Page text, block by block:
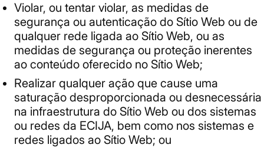
Violar, ou tentar violar, as medidas de
segurança ou autenticação do Sítio Web ou de
qualquer rede ligada ao Sítio Web, ou as
medidas de segurança ou proteção inerentes
ao conteúdo oferecido no Sítio Web;
Realizar qualquer ação que cause uma
saturação desproporcionada ou desnecessária
na infraestrutura do Sítio Web ou dos sistemas
ou redes da ECIJA, bem como nos sistemas e
redes ligados ao Sítio Web; ou